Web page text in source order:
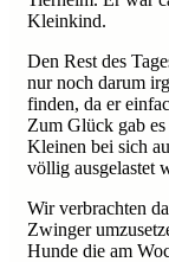
Kleinkind.
Den Rest des
nur noch darum
finden, da er
Zum Glück gab
Kleinen bei sich
völlig ausgelastet
Wir verbrachten
Zwinger
Hunde die am